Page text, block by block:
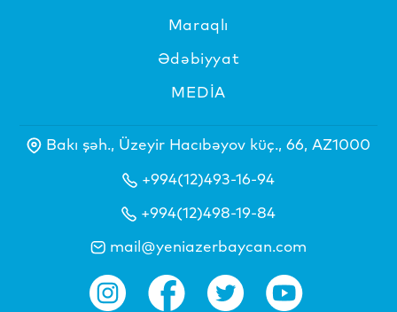
Maraqlı
Ədəbiyyat
MEDİA
Bakı şəh., Üzeyir Hacıbəyov küç., 66, AZ1000
+994(12)493-16-94
+994(12)498-19-84
mail@yeniazerbaycan.com